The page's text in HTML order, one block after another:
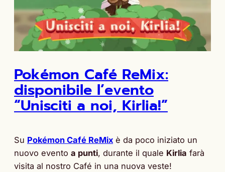
Pokémon Café ReMix:
disponibile l’evento
“Unisciti a noi, Kirlia!”
Su Pokémon Café ReMix è da poco iniziato un
nuovo evento a punti, durante il quale Kirlia farà
visita al nostro Café in una nuova veste!